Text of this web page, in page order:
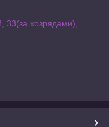
33(за хозрядами),